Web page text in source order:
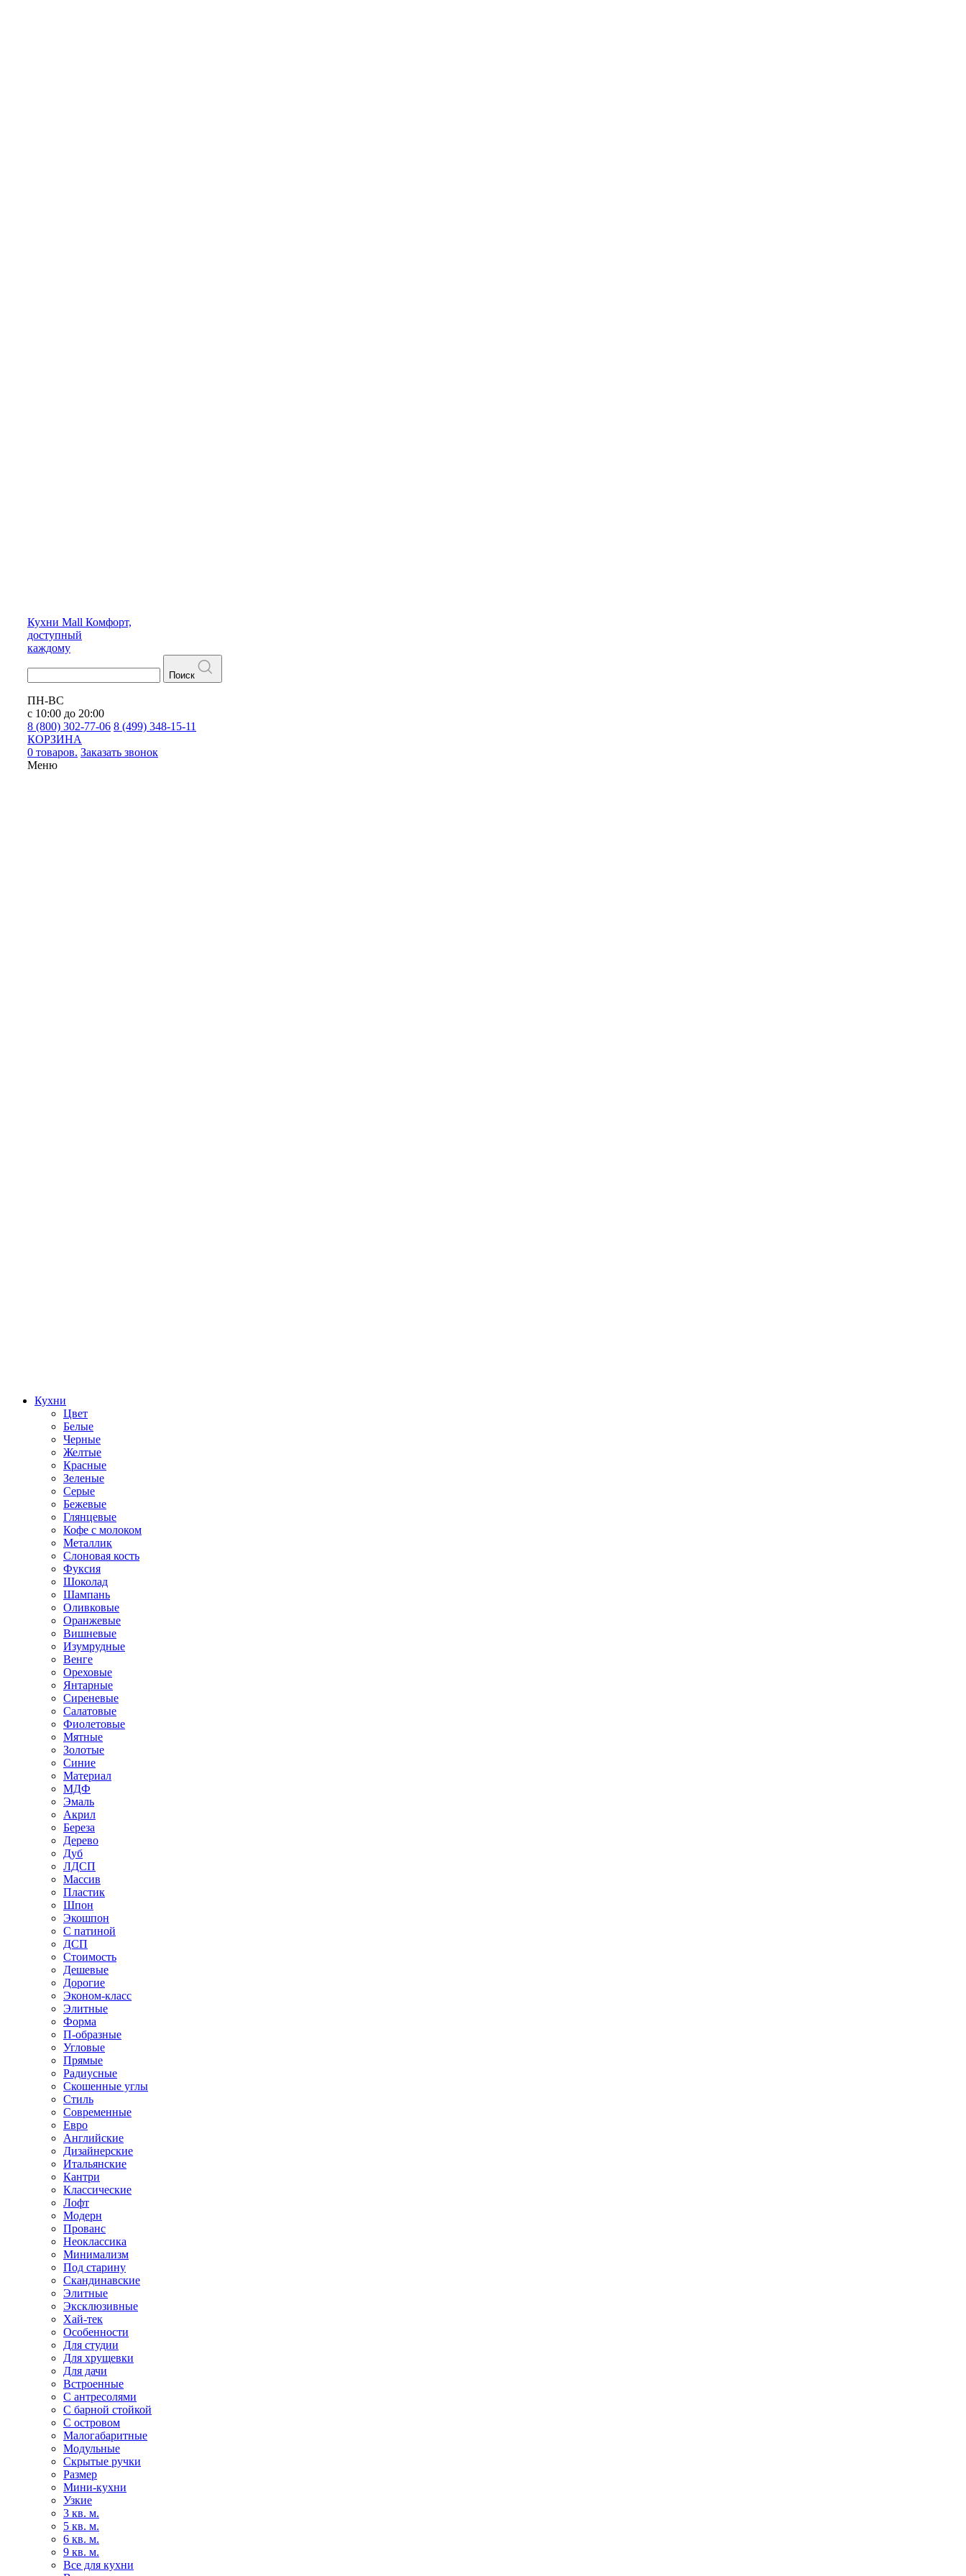
Кухни Mall Комфорт,
доступный
каждому
Поиск
ПН-ВС
с 10:00 до 20:00
8 (800) 302-77-06 8 (499) 348-15-11
КОРЗИНА
0 товаров. Заказать звонок
Меню
Кухни
Цвет
Белые
Черные
Желтые
Красные
Зеленые
Серые
Бежевые
Глянцевые
Кофе с молоком
Металлик
Слоновая кость
Фуксия
Шоколад
Шампань
Оливковые
Оранжевые
Вишневые
Изумрудные
Венге
Ореховые
Янтарные
Сиреневые
Салатовые
Фиолетовые
Мятные
Золотые
Синие
Материал
МДФ
Эмаль
Акрил
Береза
Дерево
Дуб
ЛДСП
Массив
Пластик
Шпон
Экошпон
С патиной
ДСП
Стоимость
Дешевые
Дорогие
Эконом-класс
Элитные
Форма
П-образные
Угловые
Прямые
Радиусные
Скошенные углы
Стиль
Современные
Евро
Английские
Дизайнерские
Итальянские
Кантри
Классические
Лофт
Модерн
Прованс
Неоклассика
Минимализм
Под старину
Скандинавские
Элитные
Эксклюзивные
Хай-тек
Особенности
Для студии
Для хрущевки
Для дачи
Встроенные
С антресолями
С барной стойкой
С островом
Малогабаритные
Модульные
Скрытые ручки
Размер
Мини-кухни
Узкие
3 кв. м.
5 кв. м.
6 кв. м.
9 кв. м.
Все для кухни